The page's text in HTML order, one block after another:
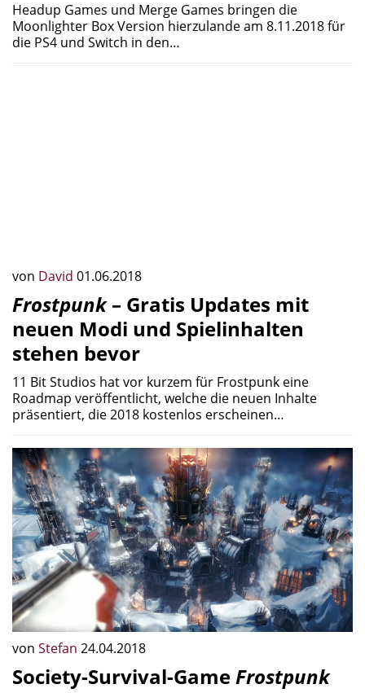
Headup Games und Merge Games bringen die
Moonlighter Box Version hierzulande am 8.11.2018 für
die PS4 und Switch in den…
von David 01.06.2018
Frostpunk– Gratis Updates mit
neuen Modi und Spielinhalten
stehen bevor
11 Bit Studios hat vor kurzem für Frostpunk eine
Roadmap veröffentlicht, welche die neuen Inhalte
präsentiert, die 2018 kostenlos erscheinen…
von Stefan 24.04.2018
Society-Survival-Game Frostpunk